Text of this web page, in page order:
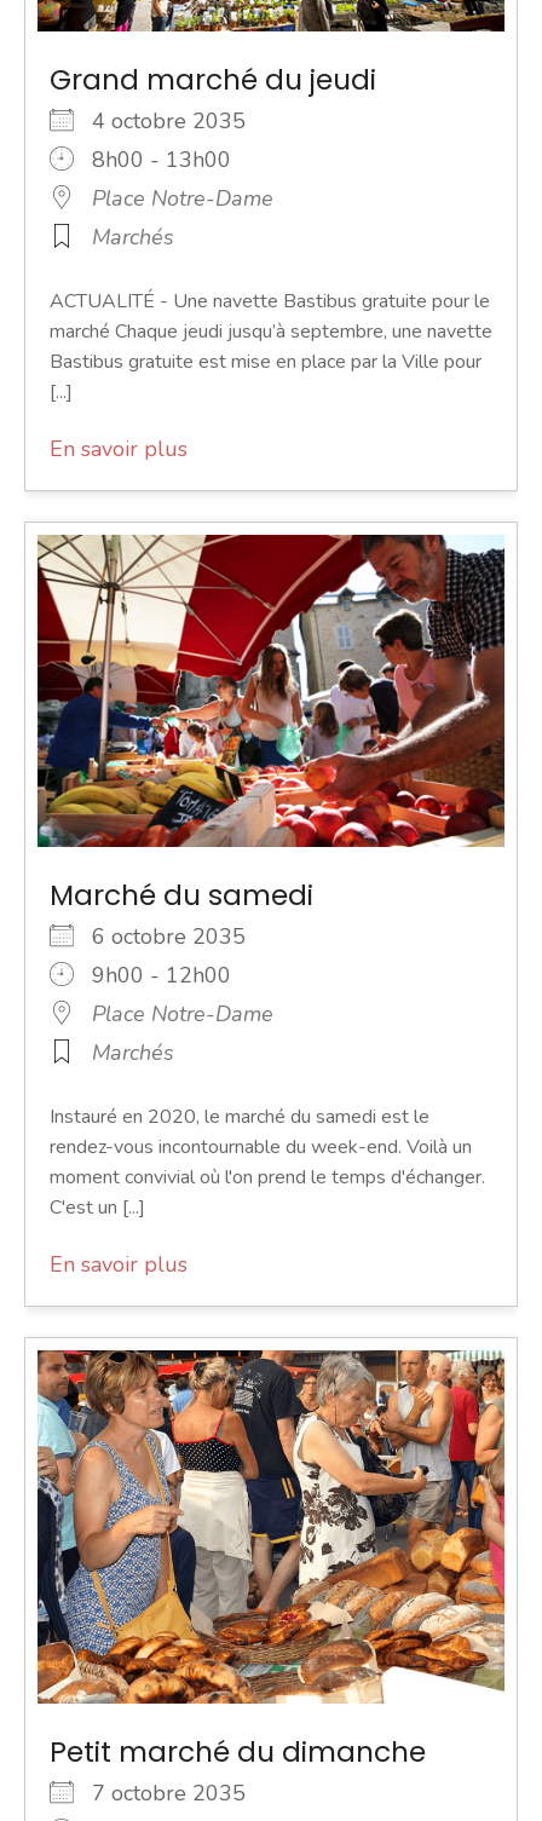
Grand marché du jeudi
4 octobre 2035
8h00 - 13h00
Place Notre-Dame
Marchés
ACTUALITÉ - Une navette Bastibus gratuite pour le
marché Chaque jeudi jusqu’à septembre, une navette
Bastibus gratuite est mise en place par la Ville pour
[...]
En savoir plus
Marché du samedi
6 octobre 2035
9h00 - 12h00
Place Notre-Dame
Marchés
Instauré en 2020, le marché du samedi est le
rendez-vous incontournable du week-end. Voilà un
moment convivial où l'on prend le temps d'échanger.
C'est un [...]
En savoir plus
Petit marché du dimanche
7 octobre 2035